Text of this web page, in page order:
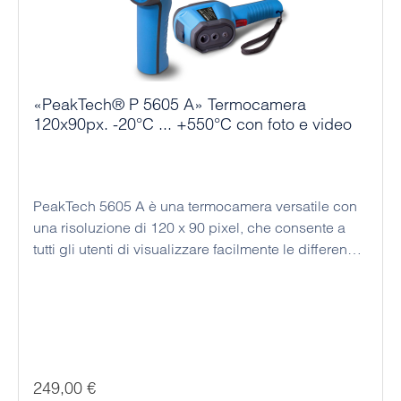
«PeakTech® P 5605 A» Termocamera
120x90px. -20°C ... +550°C con foto e video
PeakTech 5605 A è una termocamera versatile con
una risoluzione di 120 x 90 pixel, che consente a
tutti gli utenti di visualizzare facilmente le differenze
Prezzo normale:
249,00 €